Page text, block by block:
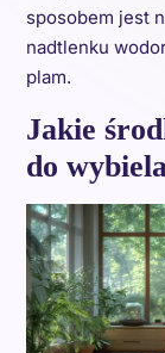
sposobem jest
nadtlenku
plam.
Jakie
do